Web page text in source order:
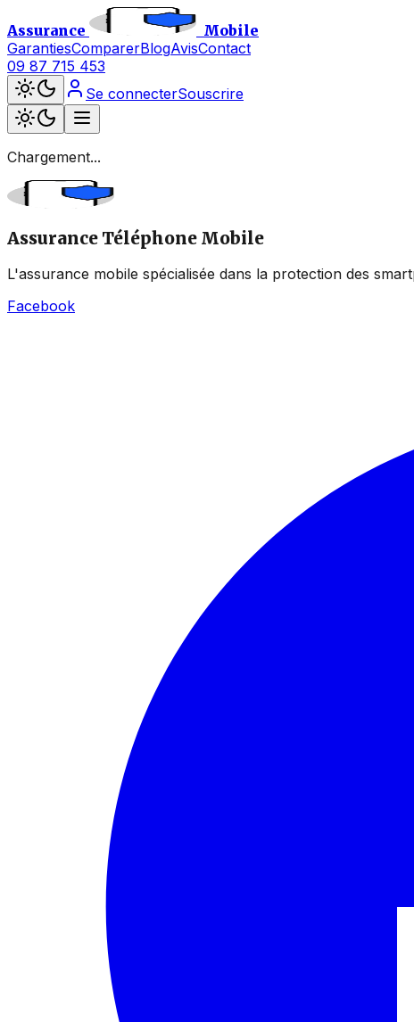
Assurance
Mobile
GarantiesComparerBlogAvisContact
09 87 715 453
Se connecterSouscrire
Chargement...
Assurance Téléphone Mobile
L'assurance mobile spécialisée dans la protection des
Facebook